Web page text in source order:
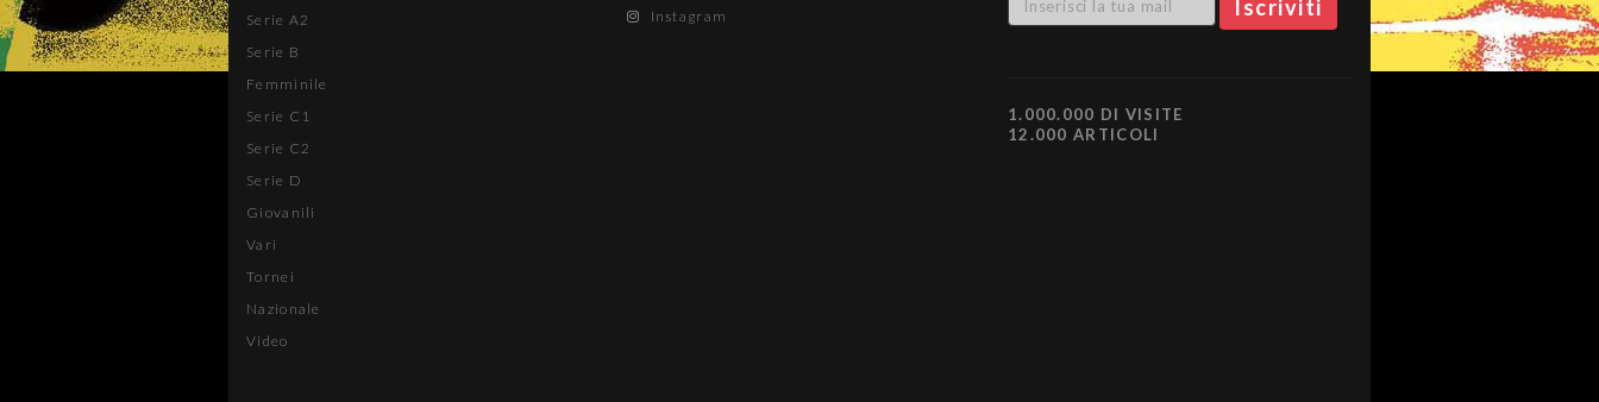
Serie A2
Serie B
Femminile
Serie C1
Serie C2
Serie D
Giovanili
Vari
Tornei
Nazionale
Video
Instagram
1.000.000 DI VISITE
12.000 ARTICOLI